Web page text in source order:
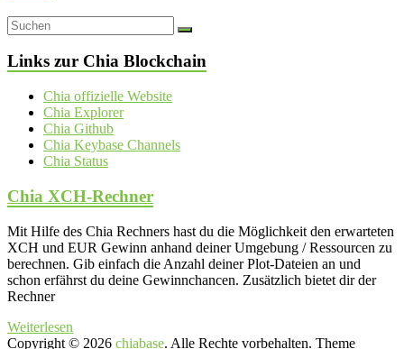
Links zur Chia Blockchain
Chia offizielle Website
Chia Explorer
Chia Github
Chia Keybase Channels
Chia Status
Chia XCH-Rechner
Mit Hilfe des Chia Rechners hast du die Möglichkeit den erwarteten
XCH und EUR Gewinn anhand deiner Umgebung / Ressourcen zu
berechnen. Gib einfach die Anzahl deiner Plot-Dateien an und
schon erfährst du deine Gewinnchancen. Zusätzlich bietet dir der
Rechner
Weiterlesen
Copyright © 2026 chiabase. Alle Rechte vorbehalten. Theme